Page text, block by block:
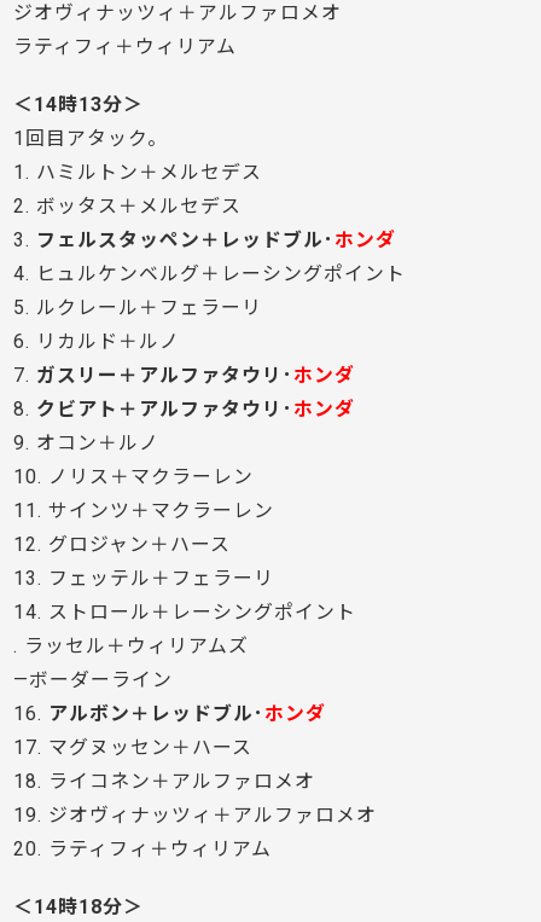
ジオヴィナッツィ＋アルファロメオ
ラティフィ＋ウィリアム
＜14時13分＞
1回目アタック。
1. ハミルトン＋メルセデス
2. ボッタス＋メルセデス
3. フェルスタッペン＋レッドブル･ ホンダ
4. ヒュルケンベルグ＋レーシングポイント
5. ルクレール＋フェラーリ
6. リカルド＋ルノ
7. ガスリー＋アルファタウリ･ ホンダ
8. クビアト＋アルファタウリ･ ホンダ
9. オコン＋ルノ
10. ノリス＋マクラーレン
11. サインツ＋マクラーレン
12. グロジャン＋ハース
13. フェッテル＋フェラーリ
14. ストロール＋レーシングポイント
. ラッセル＋ウィリアムズ
—ボーダーライン
16. アルボン＋レッドブル･ ホンダ
17. マグヌッセン＋ハース
18. ライコネン＋アルファロメオ
19. ジオヴィナッツィ＋アルファロメオ
20. ラティフィ＋ウィリアム
＜14時18分＞